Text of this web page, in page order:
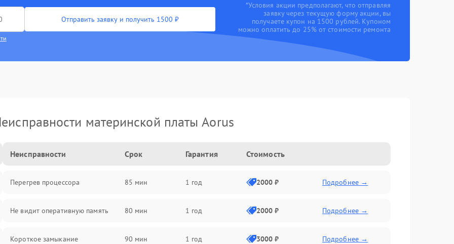
Отправить заявку и получить 1500 ₽
*Условия акции предполагают, что отправляя
заявку через текущую форму акции, вы
получаете купон на 1500 рублей. Купоном
можно оплатить до 25% от стоимости ремонта
материнской платы Aorus
Неисправности Срок Гарантия Стоимость
Перегрев процессора 85 мин 1 год 2000 ₽ Подробнее →
Не видит оперативную память 80 мин 1 год 2000 ₽ Подробнее →
Короткое замыкание 90 мин 1 год 3000 ₽ Подробнее →